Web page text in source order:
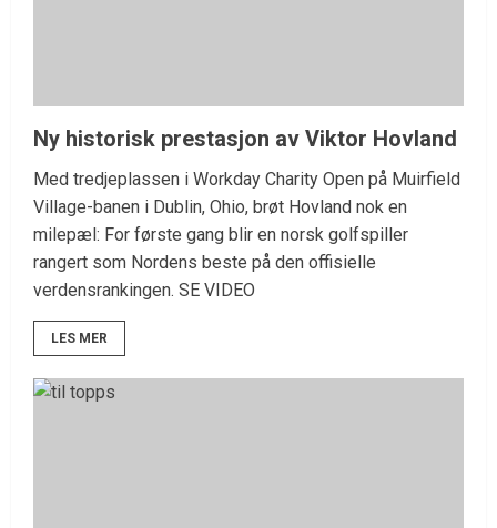
Ny historisk prestasjon av Viktor Hovland
Med tredjeplassen i Workday Charity Open på Muirfield
Village-banen i Dublin, Ohio, brøt Hovland nok en
milepæl: For første gang blir en norsk golfspiller
rangert som Nordens beste på den offisielle
verdensrankingen. SE VIDEO
LES MER